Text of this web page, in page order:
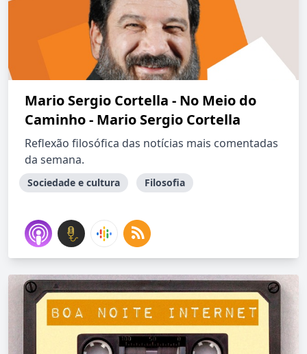
Mario Sergio Cortella - No Meio do
Caminho - Mario Sergio Cortella
Reflexão filosófica das notícias mais comentadas
da semana.
Sociedade e cultura Filosofia